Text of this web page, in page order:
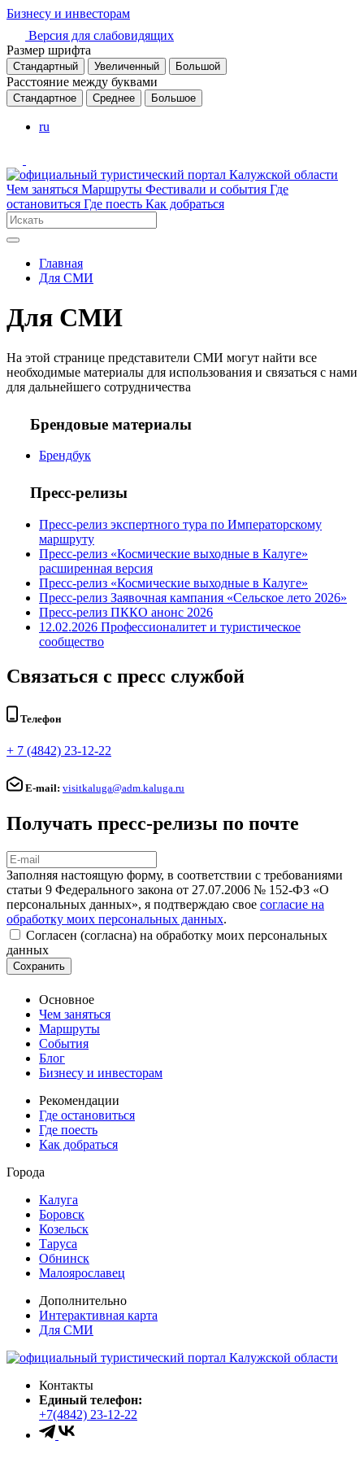
Бизнесу и инвесторам
Версия для слабовидящих
Размер шрифта
Стандартный Увеличенный Большой
Расстояние между буквами
Стандартное Среднее Большое
ru
Чем заняться Маршруты Фестивали и события Где
остановиться Где поесть Как добраться
Главная
Для СМИ
Для СМИ
На этой странице представители СМИ могут найти все
необходимые материалы для использования и связаться с нами
для дальнейшего сотрудничества
Брендовые материалы
Брендбук
Пресс-релизы
Пресс-релиз экспертного тура по Императорскому
маршруту
Пресс-релиз «Космические выходные в Калуге»
расширенная версия
Пресс-релиз «Космические выходные в Калуге»
Пресс-релиз Заявочная кампания «Сельское лето 2026»
Пресс-релиз ПККО анонс 2026
12.02.2026 Профессионалитет и туристическое
сообщество
Связаться с пресс службой
Телефон
+ 7 (4842) 23-12-22
E-mail: visitkaluga@adm.kaluga.ru
Получать пресс-релизы по почте
Заполняя настоящую форму, в соответствии с требованиями
статьи 9 Федерального закона от 27.07.2006 № 152-ФЗ «О
персональных данных», я подтверждаю свое согласие на
обработку моих персональных данных.
Согласен (согласна) на обработку моих персональных
данных
Сохранить
Основное
Чем заняться
Маршруты
События
Блог
Бизнесу и инвесторам
Рекомендации
Где остановиться
Где поесть
Как добраться
Города
Калуга
Боровск
Козельск
Таруса
Обнинск
Малоярославец
Дополнительно
Интерактивная карта
Для СМИ
Контакты
Единый телефон:
+7(4842) 23-12-22